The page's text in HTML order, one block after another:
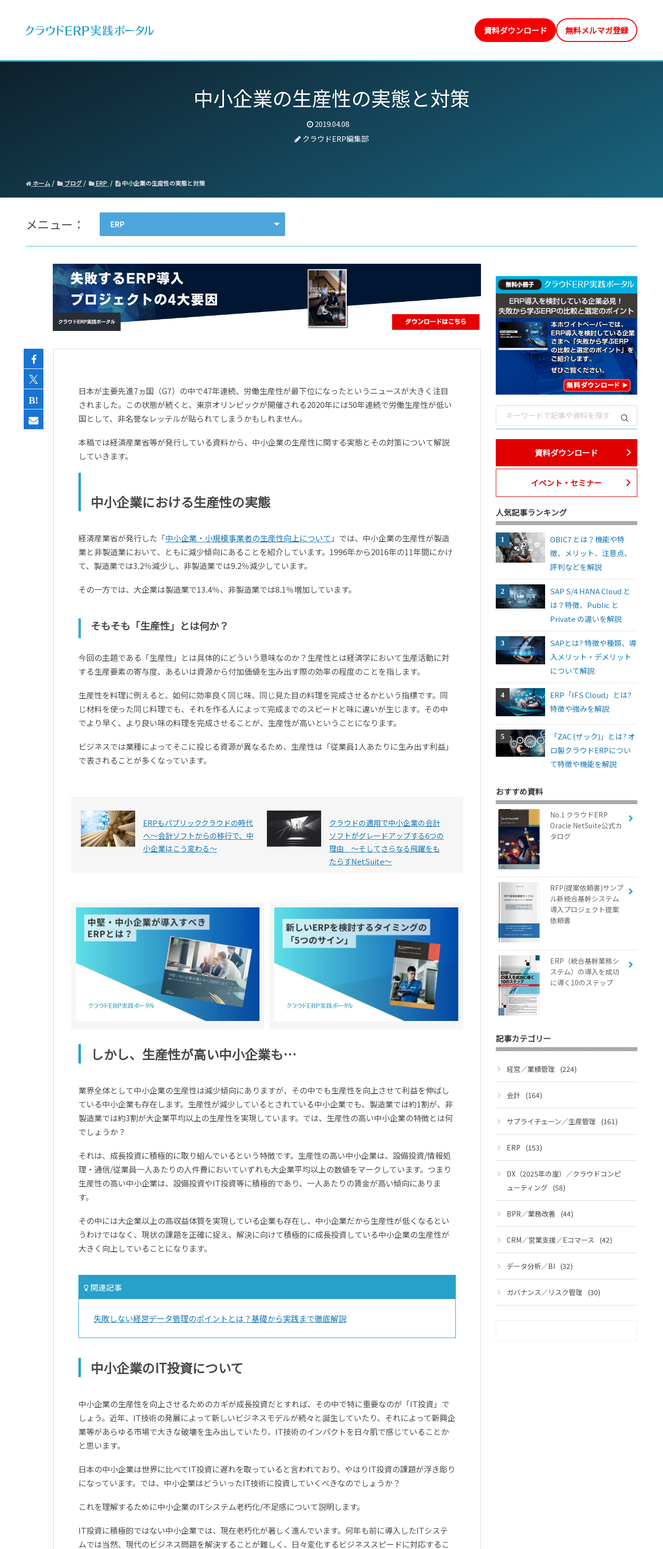
資料ダウンロード 無料メルマガ登録
中小企業の生産性の実態と対策
2019.04.08
クラウドERP編集部
ホーム ブログ ERP 中小企業の生産性の実態と対策
メニュー： ERP
会計
経営／業績管理
サプライチェーン／生産管理
CRM／営業支援／Eコマース
データ分析／BI
日本が主要先進7ヵ国（G7）の中で47年連続、労働生産性が最下位になったというニュースが大きく注目
されました。この状態が続くと、東京オリンピックが開催される2020年には50年連続で労働生産性が低い
国として、非名誉なレッテルが貼られてしまうかもしれません。
本稿では経済産業省等が発行している資料から、中小企業の生産性に関する実態とその対策について解説
していきます。
中小企業における生産性の実態
経済産業省が発行した「中小企業・小規模事業者の生産性向上について 」では、中小企業の生産性が製造
業と非製造業において、ともに減少傾向にあることを紹介しています。1996年から2016年の11年間にかけ
て、製造業では3.2％減少し、非製造業では9.2％減少しています。
その一方では、大企業は製造業で13.4％、非製造業では8.1％増加しています。
そもそも「生産性」とは何か？
今回の主題である「生産性」とは具体的にどういう意味なのか？生産性とは経済学において生産活動に対
する生産要素の寄与度、あるいは資源から付加価値を生み出す際の効率の程度のことを指します。
生産性を料理に例えると、如何に効率良く同じ味、同じ見た目の料理を完成させるかという指標です。同
じ材料を使った同じ料理でも、それを作る人によって完成までのスピードと味に違いが生じます。その中
でより早く、より良い味の料理を完成させることが、生産性が高いということになります。
ビジネスでは業種によってそこに投じる資源が異なるため、生産性は「従業員1人あたりに生み出す利益」
で表されることが多くなっています。
ERPもパブリッククラウドの時代
へ〜会計ソフトからの移行で、中
小企業はこう変わる〜
クラウドの適用で中小企業の会計
ソフトがグレードアップする6つの
理由 ～そしてさらなる飛躍をも
たらすNetSuite〜
しかし、生産性が高い中小企業も…
業界全体として中小企業の生産性は減少傾向にありますが、その中でも生産性を向上させて利益を伸ばし
ている中小企業も存在します。生産性が減少しているとされている中小企業でも、製造業では約1割が、非
製造業では約3割が大企業平均以上の生産性を実現しています。では、生産性の高い中小企業の特徴とは何
でしょうか？
それは、成長投資に積極的に取り組んでいるという特徴です。生産性の高い中小企業は、設備投資/情報処
理・通信/従業員一人あたりの人件費においていずれも大企業平均以上の数値をマークしています。つまり
生産性の高い中小企業は、設備投資やIT投資等に積極的であり、一人あたりの賃金が高い傾向にありま
す。
その中には大企業以上の高収益体質を実現している企業も存在し、中小企業だから生産性が低くなるとい
うわけではなく、現状の課題を正確に捉え、解決に向けて積極的に成長投資している中小企業の生産性が
大きく向上していることになります。
関連記事
失敗しない経営データ管理のポイントとは？基礎から実践まで徹底解説
中小企業のIT投資について
中小企業の生産性を向上させるためのカギが成長投資だとすれば、その中で特に重要なのが「IT投資」で
しょう。近年、IT技術の発展によって新しいビジネスモデルが続々と誕生していたり、それによって新興企
業等があらゆる市場で大きな破壊を生み出していたり、IT技術のインパクトを日々肌で感じていることか
と思います。
日本の中小企業は世界に比べてIT投資に遅れを取っていると言われており、やはりIT投資の課題が浮き彫り
になっています。では、中小企業はどういったIT技術に投資していくべきなのでしょうか？
これを理解するために中小企業のITシステム老朽化/不足感について説明します。
IT投資に積極的ではない中小企業では、現在老朽化が著しく進んでいます。何年も前に導入したITシステ
ムでは当然、現代のビジネス問題を解決することが難しく、日々変化するビジネススピードに対応するこ
資料ダウンロード
イベント・セミナー
人気記事ランキング
OBIC7 とは？機能や特
徴、メリット、注意点、
評判などを解説
SAP S/4 HANA Cloud と
は？特徴、Public と
Private の違いを解説
SAPとは? 特徴や種類、導
入メリット・デメリット
について解説
ERP「IFS Cloud」とは?
特徴や強みを解説
「ZAC (ザック)」とは? オ
ロ製クラウドERPについ
て特徴や機能を解説
おすすめ資料
No.1 クラウドERP
Oracle NetSuite公式カ
タログ
RFP(提案依頼書)サンプ
ル新統合基幹システム
導入プロジェクト提案
依頼書
ERP（統合基幹業務シ
ステム）の導入を成功
に導く10のステップ
記事カテゴリー
経営／業績管理 (224)
会計 (164)
サプライチェーン／生産管理 (161)
ERP (153)
DX（2025年の崖）／クラウドコンピ
ューティング (58)
BPR／業務改善 (44)
CRM／営業支援／Eコマース (42)
データ分析／BI (32)
ガバナンス／リスク管理 (30)